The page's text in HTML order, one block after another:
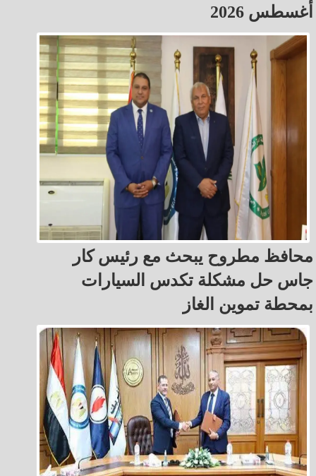
أغسطس 2026
محافظ مطروح يبحث مع رئيس كار
جاس حل مشكلة تكدس السيارات
بمحطة تموين الغاز